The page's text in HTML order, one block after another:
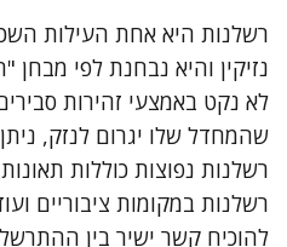
רשלנות היא אחת העילות
נזיקין והיא נבחנת לפי
לא נקט באמצעי זהירות
שהמחדל שלו יגרום לנזק,
רשלנות נפוצות כוללות
רשלנות במקומות ציבוריים
להוכיח קשר ישיר בין